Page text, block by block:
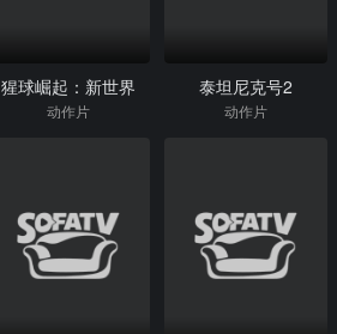
猩球崛起：新世界
动作片
泰坦尼克号2
动作片